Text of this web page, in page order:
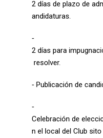
2 días de plazo de
andidaturas.
‐
2 días para
resolver.
‐ Publicación de
‐
Celebración de
n el local del Club